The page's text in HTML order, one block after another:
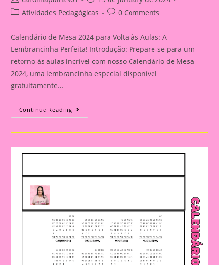
author:
published:
PostAtividades Pedagógicas
Post0 Comments
Calendário de Mesa 2024 para Volta às Aulas: A
Lembrancinha Perfeita! Introdução: Prepare-se para um
retorno às aulas incrível com nosso Calendário de Mesa
2024, uma lembrancinha especial disponível
gratuitamente…
Continue Reading Calendário
De
Às
Aulas:
Perfeita!